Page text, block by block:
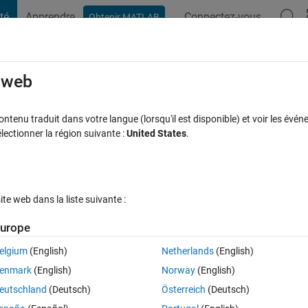
Apprendre Obtenir MATLAB Connectez-vous
label? I need to use the unit in another language. I searched
you!
traduit dans votre langue (lorsqu'il est disponible) et voir les
la région suivante :United States.
web dans la liste suivante :
(English)
(English)
(Deutsch)
Netherlands(English)
Norway(English)
Österreich (Deutsch)